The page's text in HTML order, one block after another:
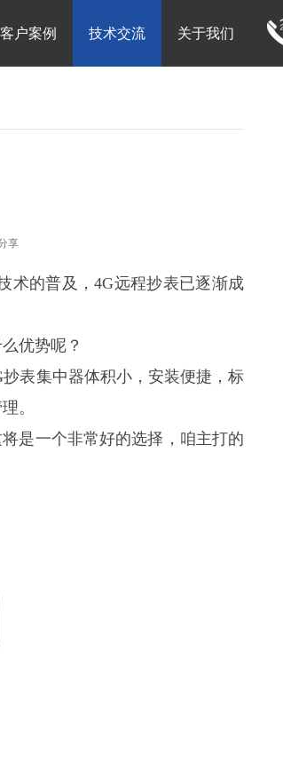
客户案例 技术交流 关于我们
享
术的普及，4G远程抄表已逐渐成
优势呢？
抄表集中器体积小，安装便捷，标
。
是一个非常好的选择，咱主打的